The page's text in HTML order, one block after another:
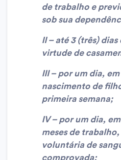
de trabalho e
sob sua
II – até 3 (três)
virtude de
III – por um dia,
nascimento de
primeira semana;
IV – por um dia,
meses de
voluntária de
comprovada;